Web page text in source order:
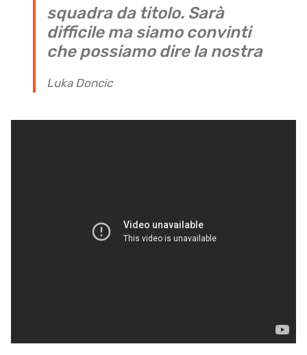
squadra da titolo. Sarà
difficile ma siamo convinti
che possiamo dire la nostra
Luka Doncic